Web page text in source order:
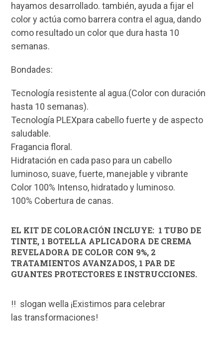
hayamos desarrollado. también, ayuda a fijar el
color y actúa como barrera contra el agua, dando
como resultado un color que dura hasta 10
semanas.
Bondades:
Tecnología resistente al agua.(Color con duración
hasta 10 semanas).
Tecnología PLEXpara cabello fuerte y de aspecto
saludable.
Fragancia floral.
Hidratación en cada paso para un cabello
luminoso, suave, fuerte, manejable y vibrante
Color 100% Intenso, hidratado y luminoso.
100% Cobertura de canas.
EL KIT DE COLORACIÓN INCLUYE: 1 TUBO DE
TINTE, 1 BOTELLA APLICADORA DE CREMA
REVELADORA DE COLOR CON 9%, 2
TRATAMIENTOS AVANZADOS, 1 PAR DE
GUANTES PROTECTORES E INSTRUCCIONES.
!! slogan wella ¡Existimos para celebrar
las transformaciones!